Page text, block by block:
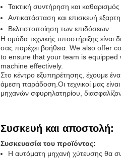
Τακτική συντήρηση και καθαρισμός
Αντικατάσταση και επισκευή
Βελτιστοποίηση των επιδόσεων
Η ομάδα τεχνικής υποστήριξης είναι
σας παρέχει βοήθεια. We also
to ensure that your team is
machine effectively.
Στο κέντρο εξυπηρέτησης, έχουμε
άμεση παράδοση.Οι τεχνικοί μας
μηχανών σφυρηλατηρίου,
Συσκευή και αποστολή:
Συσκευασία του προϊόντος:
Η αυτόματη μηχανή χύτευσης θα